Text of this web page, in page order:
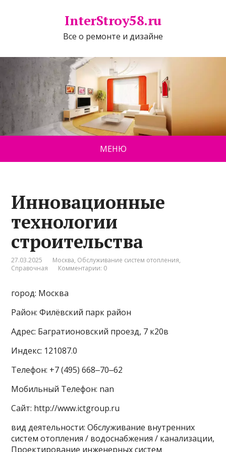
InterStroy58.ru
Все о ремонте и дизайне
МЕНЮ
Инновационные
технологии
строительства
27.03.2025 Москва, Обслуживание систем отопления,
Справочная
Комментарии: 0
город: Москва
Район: Филёвский парк район
Адрес: Багратионовский проезд, 7 к20в
Индекс: 121087.0
Телефон: +7 (495) 668‒70‒62
Мобильный Телефон: nan
Сайт: http://www.ictgroup.ru
вид деятельности: Обслуживание внутренних
систем отопления / водоснабжения / канализации,
Проектирование инженерных систем